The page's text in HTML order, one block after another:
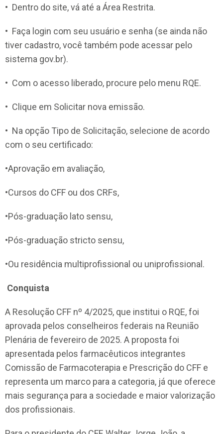
•⁠ ⁠Dentro do site, vá até a Área Restrita.
•⁠ ⁠Faça login com seu usuário e senha (se ainda não
tiver cadastro, você também pode acessar pelo
sistema gov.br).
•⁠ ⁠Com o acesso liberado, procure pelo menu RQE.
•⁠ ⁠Clique em Solicitar nova emissão.
•⁠ ⁠Na opção Tipo de Solicitação, selecione de acordo
com o seu certificado:
•Aprovação em avaliação,
•Cursos do CFF ou dos CRFs,
•Pós-graduação lato sensu,
•Pós-graduação stricto sensu,
•Ou residência multiprofissional ou uniprofissional.
Conquista
A Resolução CFF nº 4/2025, que institui o RQE, foi
aprovada pelos conselheiros federais na Reunião
Plenária de fevereiro de 2025. A proposta foi
apresentada pelos farmacêuticos integrantes
Comissão de Farmacoterapia e Prescrição do CFF e
representa um marco para a categoria, já que oferece
mais segurança para a sociedade e maior valorização
dos profissionais.